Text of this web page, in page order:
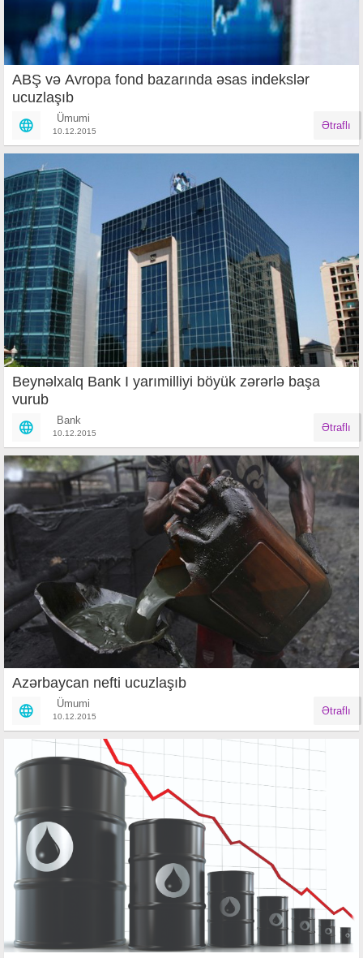
ABŞ və Avropa fond bazarında əsas indekslər
ucuzlaşıb
Ümumi
10.12.2015 Ətraflı
Beynəlxalq Bank I yarımilliyi böyük zərərlə başa
vurub
Bank
10.12.2015 Ətraflı
Azərbaycan nefti ucuzlaşıb
Ümumi
10.12.2015 Ətraflı